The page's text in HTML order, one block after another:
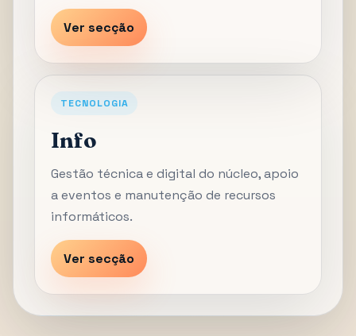
Ver secção
TECNOLOGIA
Info
Gestão técnica e digital do núcleo, apoio
a eventos e manutenção de recursos
informáticos.
Ver secção